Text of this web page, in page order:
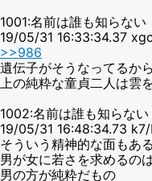
1001:名前は誰も知らない
19/05/31 16:33:34.37
>>986
遺伝子がそうなってるか
上の純粋な童貞二人は雲
1002:名前は誰も知らない
19/05/31 16:48:34.73 k7/
そういう精神的な面もあ
男が女に若さを求めるの
男の方が純粋だもの